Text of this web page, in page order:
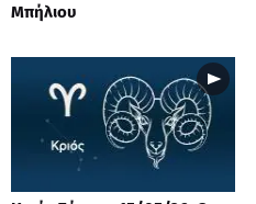
Μπήλιου